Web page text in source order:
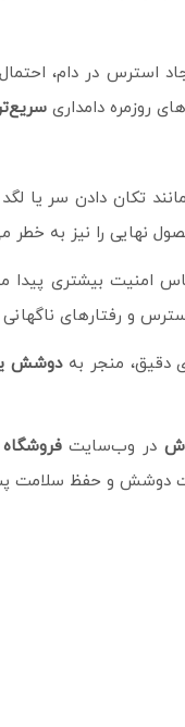
در دام،
روزمره دامداری
تکان دادن سر یا لگد
نهایی را نیز به خطر
امنیت بیشتری پیدا
و رفتارهای
دقیق، منجر بهدوشش
در وب‌سایت
دوشش و حفظ سلامت